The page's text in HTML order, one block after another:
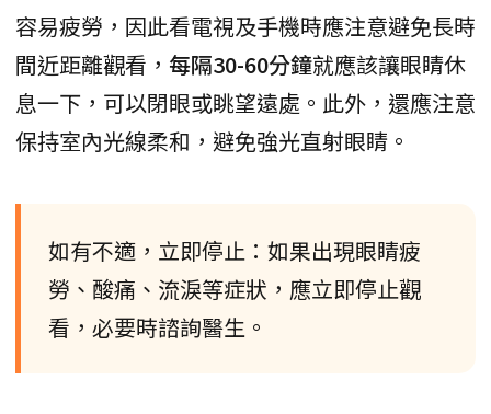
容易疲勞，因此看電視及手機時應注意避免長時
間近距離觀看， 每隔30-60分鐘就應該讓眼睛休
息一下，可以閉眼或眺望遠處。此外，還應注意
保持室內光線柔和，避免強光直射眼睛。
如有不適，立即停止：如果出現眼睛疲
勞、酸痛、流淚等症狀，應立即停止觀
看，必要時諮詢醫生。